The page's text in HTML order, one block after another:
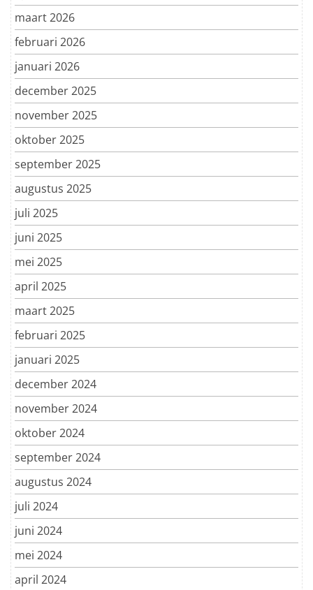
maart 2026
februari 2026
januari 2026
december 2025
november 2025
oktober 2025
september 2025
augustus 2025
juli 2025
juni 2025
mei 2025
april 2025
maart 2025
februari 2025
januari 2025
december 2024
november 2024
oktober 2024
september 2024
augustus 2024
juli 2024
juni 2024
mei 2024
april 2024